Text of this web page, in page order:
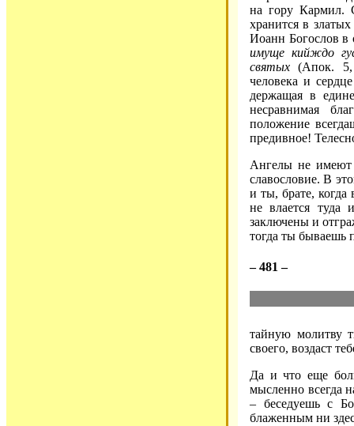
на гору Кармил.
хранится в
Иоанн Богослов в
имуще кийждо
святых (Апок. 5,
человека и
держащая в
несравнимая
положение
предивное!
Ангелы не имеют
славословие. В
и ты, брате, когда
не влается туда
заключены и
тогда ты бываешь
– 481 –
тайную молитву
своего, воздаст
Да и что еще
мысленно всегда
– беседуешь с
блаженным ни